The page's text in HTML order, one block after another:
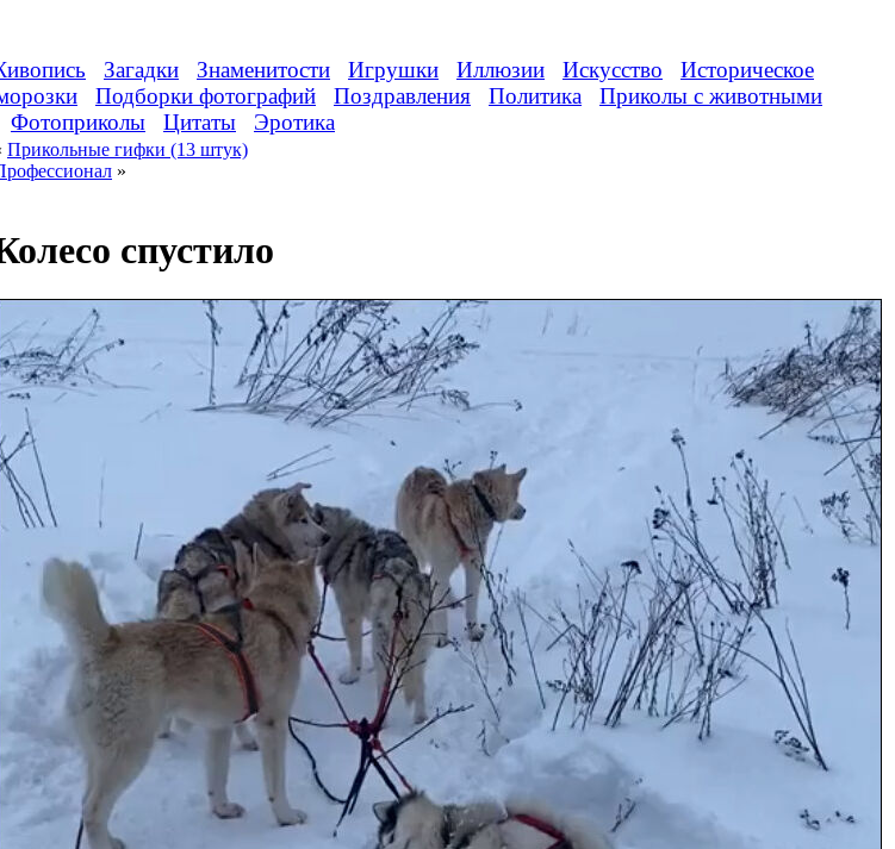
Загадки Знаменитости Игрушки Иллюзии Искусство
Историческое
Подборки фотографий Поздравления Политика
Приколы с животными
Фотоприколы Цитаты Эротика
Прикольные гифки (13 штук)
»
спустило